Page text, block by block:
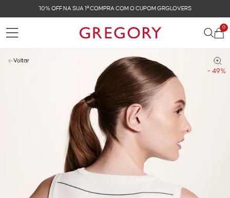
10% OFF NA SUA 1ª COMPRA COM O CUPOM GRGLOVERS
0
- 49%
Voltar